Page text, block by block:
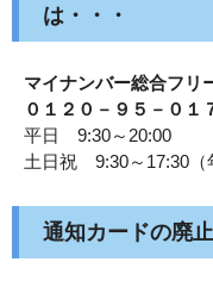
は・・・
マイナンバー総合フリ
０１２０－９５－０１
平日 9:30～20:00
土日祝 9:30～17:30（
通知カードの廃止